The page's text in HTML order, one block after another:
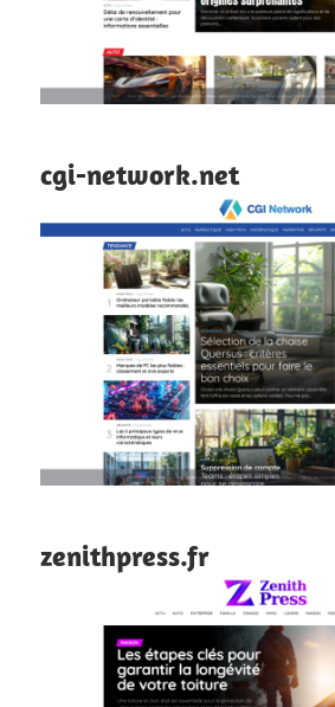
cgi-network.net
zenithpress.fr